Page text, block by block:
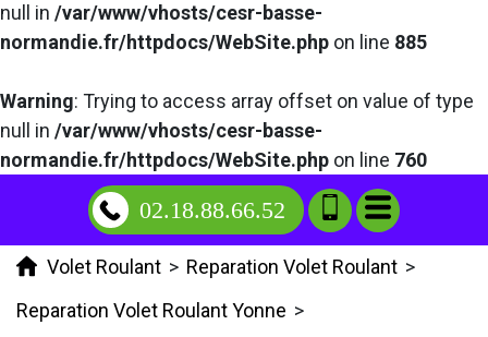
null in /var/www/vhosts/cesr-basse-
normandie.fr/httpdocs/WebSite.php on line 885
Warning: Trying to access array offset on value of type
null in /var/www/vhosts/cesr-basse-
normandie.fr/httpdocs/WebSite.php on line 760
02.18.88.66.52
Volet Roulant > Reparation Volet Roulant >
Reparation Volet Roulant Yonne >